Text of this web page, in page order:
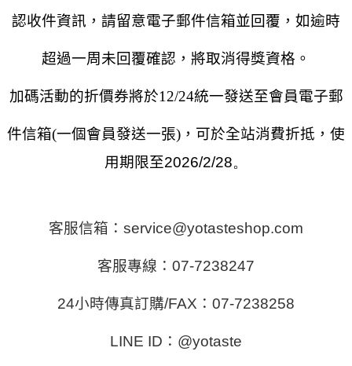
認收件資訊，請留意電子郵件信箱並回覆，如逾時
超過一周未回覆確認，將取消得獎資格。
加碼活動的折價券將於12/24統一發送至會員電子郵
件信箱(一個會員發送一張) ， 可於全站消費折抵，使
用期限至2026/2/28。
客服信箱：service@yotasteshop.com
客服專線：07-7238247
24小時傳真訂購/FAX：07-7238258
LINE ID：@yotaste